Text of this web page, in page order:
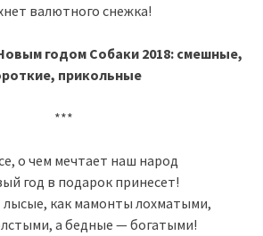
валютного снежка!
годом Собаки 2018: смешные,
прикольные
***
о чем мечтает наш народ
год в подарок принесет!
лысые, как мамонты лохматыми,
а бедные — богатыми!